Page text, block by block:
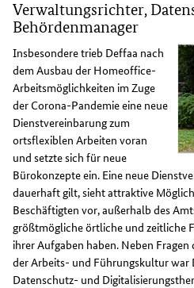
Verwaltungsrichter,
Behördenmanager
Insbesondere trieb Deffaa nach
dem Ausbau der Homeoffice-
Arbeitsmöglichkeiten im Zuge
der Corona-Pandemie eine neue
Dienstvereinbarung zum
ortsflexiblen Arbeiten voran
und setzte sich für neue
Bürokonzepte ein. Eine neue
dauerhaft gilt, sieht attraktive
Beschäftigten vor, außerhalb des
größtmögliche örtliche und zeitliche
ihrer Aufgaben haben. Neben
der Arbeits- und Führungskultur war
Datenschutz- und